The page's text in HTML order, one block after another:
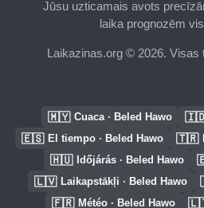
Jūsu uzticamais avots
laika prognozēm
Laikazinas.org © 2026. Visas
🇲🇾 Cuaca · Beled Hawo
🇪🇸 El tiempo · Beled Hawo 🇹🇷
🇭🇺 Időjárás · Beled Hawo
🇱🇻 Laikapstākļi · Beled Hawo
🇫🇷 Météo · Beled Hawo